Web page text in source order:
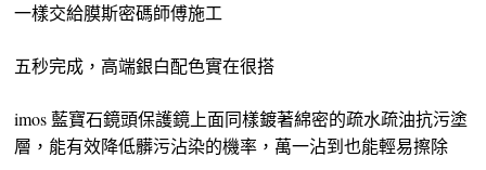
一樣交給膜斯密碼師傅施工
五秒完成，高端銀白配色實在很搭
imos 藍寶石鏡頭保護鏡上面同樣鍍著綿密的疏水疏油抗污塗
層，能有效降低髒污沾染的機率，萬一沾到也能輕易擦除